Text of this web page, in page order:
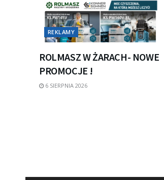
REKLAMY
ROLMASZ W ŻARACH- NOWE
PROMOCJE !
6 SIERPNIA 2026